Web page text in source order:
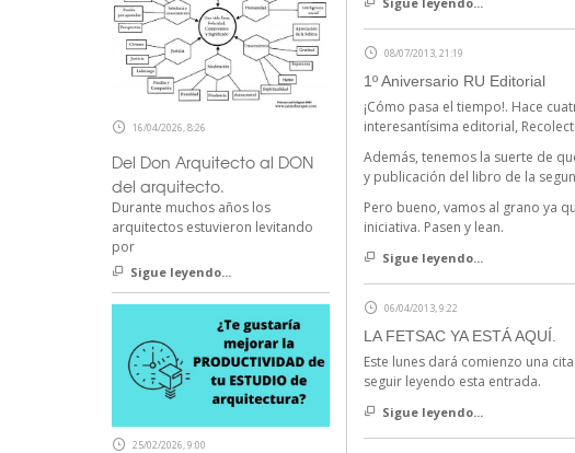
08/07/2013, 21:19
1º Aniversario RU Editorial
¡Cómo pasa el tiempo!. Hace
interesantísima editorial,
Además, tenemos la suerte de
y publicación del libro de la
Pero bueno, vamos al grano ya
iniciativa. Pasen y lean.
Sigue leyendo...
06/04/2013, 9:22
LA FETSAC YA ESTÁ AQUÍ.
Este lunes dará comienzo una
seguir leyendo esta entrada.
Sigue leyendo...
16/04/2026, 8:26
Del Don Arquitecto al DON
del arquitecto.
Durante muchos años los
arquitectos estuvieron levitando
por
Sigue leyendo...
25/02/2026, 9:00